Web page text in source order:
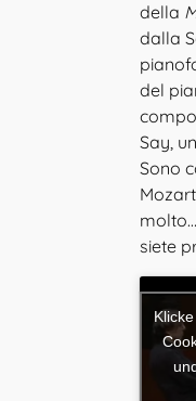
della
dalla
del
Say,
Sono
siete